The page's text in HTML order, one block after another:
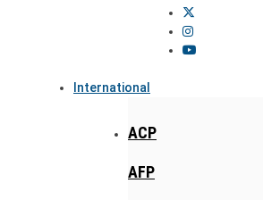
International
ACP
AFP